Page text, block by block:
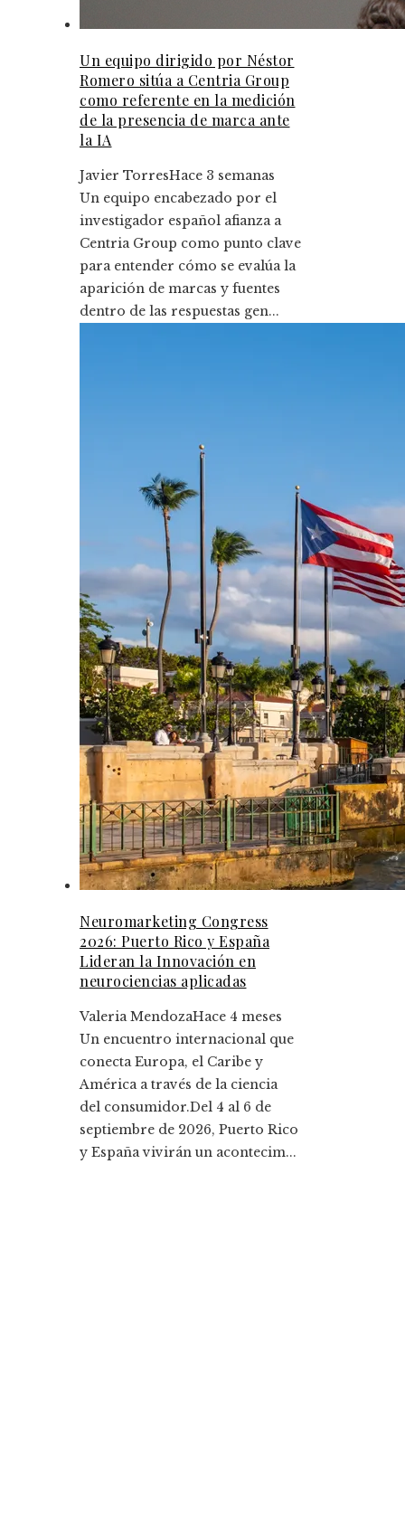
Un equipo dirigido por Néstor
Romero sitúa a Centria Group
como referente en la medición
de la presencia de marca ante
la IA
Javier TorresHace 3 semanas
Un equipo encabezado por el
investigador español afianza a
Centria Group como punto clave
para entender cómo se evalúa la
aparición de marcas y fuentes
dentro de las respuestas gen...
Neuromarketing Congress
2026: Puerto Rico y España
Lideran la Innovación en
neurociencias aplicadas
Valeria MendozaHace 4 meses
Un encuentro internacional que
conecta Europa, el Caribe y
América a través de la ciencia
del consumidor.Del 4 al 6 de
septiembre de 2026, Puerto Rico
y España vivirán un acontecim...